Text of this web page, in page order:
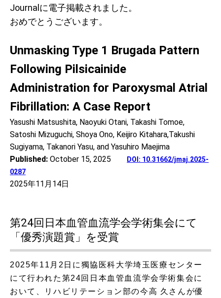
Journalに電子掲載されました。
おめでとうございます。
Unmasking Type 1 Brugada Pattern
Following Pilsicainide
Administration for Paroxysmal Atrial
Fibrillation: A Case Report
Yasushi Matsushita, Naoyuki Otani, Takashi Tomoe,
Satoshi Mizuguchi, Shoya Ono, Keijiro Kitahara,Takushi
Sugiyama, Takanori Yasu, and Yasuhiro Maejima
Published: October 15, 2025
DOI: 10.31662/jmaj.2025-
0287
2025年11月14日
第24回日本血管血流学会学術集会にて
「優秀演題賞」を受賞
2025年11月2日に獨協医科大学埼玉医療センター
にて行われた第24回日本血管血流学会学術集会に
おいて、リハビリテーション部の今高 久さんが優